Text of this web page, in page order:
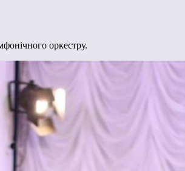
оркестру.